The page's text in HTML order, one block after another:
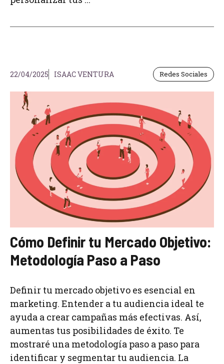
22/04/2025 ISAAC VENTURA Redes Sociales
Cómo Definir tu Mercado Objetivo:
Metodología Paso a Paso
Definir tu mercado objetivo es esencial en
marketing. Entender a tu audiencia ideal te
ayuda a crear campañas más efectivas. Así,
aumentas tus posibilidades de éxito. Te
mostraré una metodología paso a paso para
identificar y segmentar tu audiencia. La